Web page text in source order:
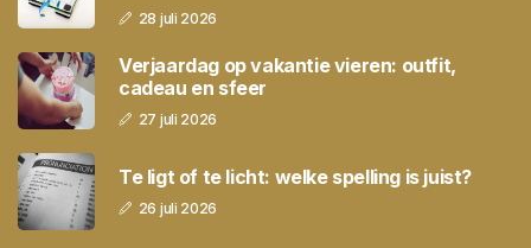
28 juli 2026
Verjaardag op vakantie vieren: outfit,
cadeau en sfeer
27 juli 2026
Te ligt of te licht: welke spelling is juist?
26 juli 2026